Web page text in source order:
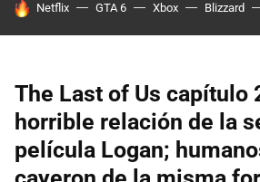
HOY SE HABLA DE
Netflix GTA 6 Xbox Blizzard
The Last of Us capítulo
horrible relación de la
película Logan;